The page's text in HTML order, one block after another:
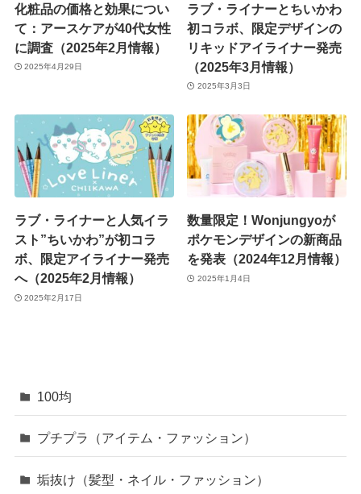
化粧品の価格と効果につい
て：アースケアが40代女性
に調査（2025年2月情報）
2025年4月29日
ラブ・ライナーとちいかわ
初コラボ、限定デザインの
リキッドアイライナー発売
（2025年3月情報）
2025年3月3日
ラブ・ライナーと人気イラ
スト”ちいかわ”が初コラ
ボ、限定アイライナー発売
へ（2025年2月情報）
2025年2月17日
数量限定！Wonjungyoが
ポケモンデザインの新商品
を発表（2024年12月情報）
2025年1月4日
100均
プチプラ（アイテム・ファッション）
垢抜け（髪型・ネイル・ファッション）